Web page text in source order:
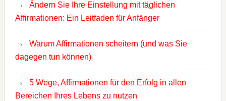
Ändern Sie Ihre Einstellung mit täglichen
Affirmationen: Ein Leitfaden für Anfänger
Warum Affirmationen scheitern (und was Sie
dagegen tun können)
5 Wege, Affirmationen für den Erfolg in allen
Bereichen Ihres Lebens zu nutzen